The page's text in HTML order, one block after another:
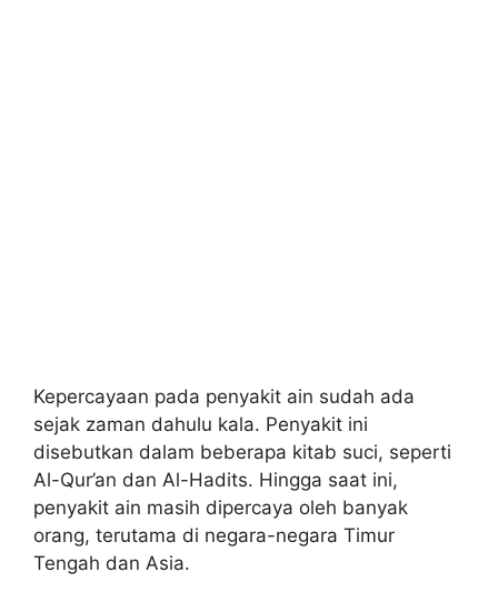
Kepercayaan pada penyakit ain sudah ada
sejak zaman dahulu kala. Penyakit ini
disebutkan dalam beberapa kitab suci, seperti
Al-Qur’an dan Al-Hadits. Hingga saat ini,
penyakit ain masih dipercaya oleh banyak
orang, terutama di negara-negara Timur
Tengah dan Asia.